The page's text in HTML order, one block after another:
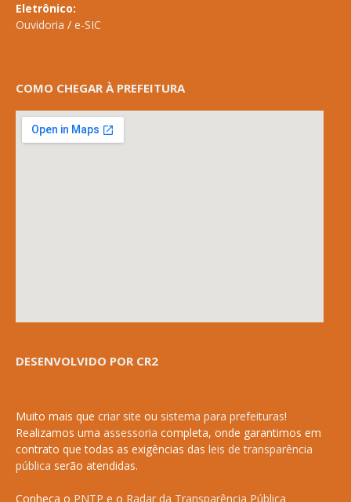
Eletrônico:
Ouvidoria / e-SIC
COMO CHEGAR À PREFEITURA
DESENVOLVIDO POR CR2
Muito mais que criar site ou sistema para prefeituras!
Realizamos uma assessoria completa, onde garantimos em
contrato que todas as exigências das leis de transparência
pública serão atendidas.
Conheça o PNTP e o Radar da Transparência Pública